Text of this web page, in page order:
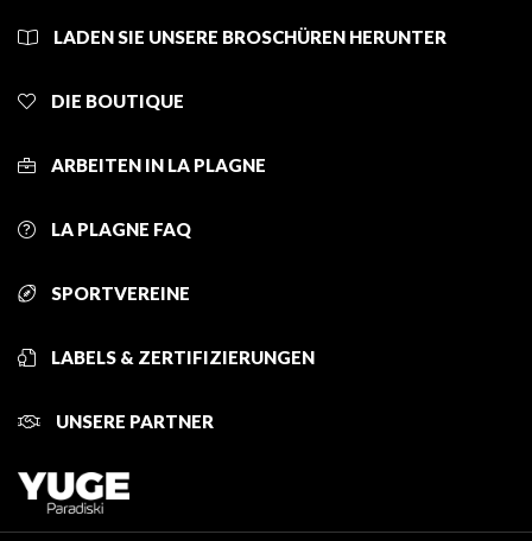
LADEN SIE UNSERE BROSCHÜREN HERUNTER
DIE BOUTIQUE
ARBEITEN IN LA PLAGNE
LA PLAGNE FAQ
SPORTVEREINE
LABELS & ZERTIFIZIERUNGEN
UNSERE PARTNER